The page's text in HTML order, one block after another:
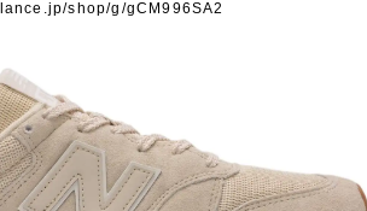
shop/g/gCM996SA2